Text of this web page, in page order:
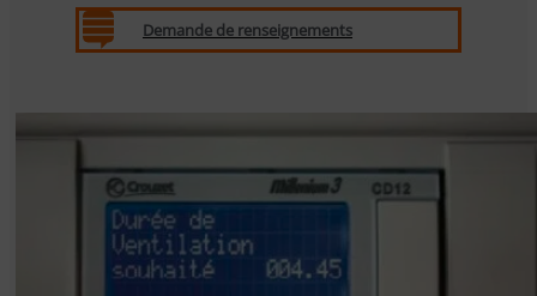
Demande de renseignements